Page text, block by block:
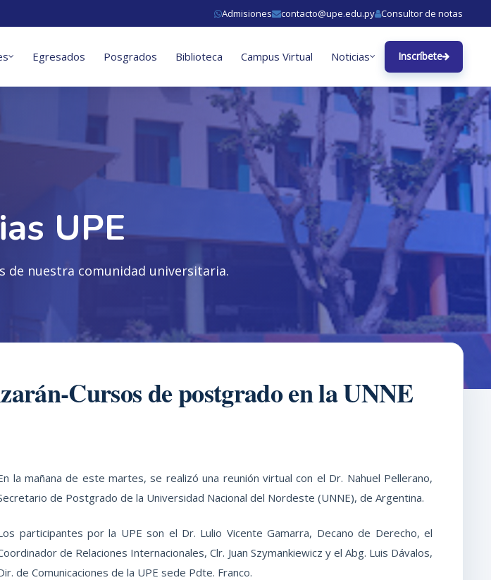
Admisiones contacto@upe.edu.py Consultor de notas
Egresados Posgrados Biblioteca Campus Virtual Noticias Inscríbete
UPE
de nuestra comunidad universitaria.
Cursos de postgrado en la UNNE
la mañana de este martes, se realizó una reunión virtual con el Dr. Nahuel Pellerano,
de Postgrado de la Universidad Nacional del Nordeste (UNNE), de Argentina.
participantes por la UPE son el Dr. Lulio Vicente Gamarra, Decano de Derecho, el
de Relaciones Internacionales, Clr. Juan Szymankiewicz y el Abg. Luis Dávalos,
de Comunicaciones de la UPE sede Pdte. Franco.